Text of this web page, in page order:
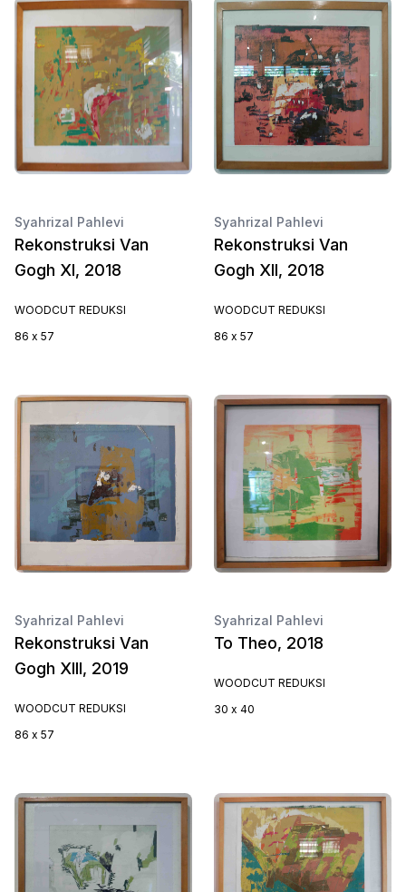
Syahrizal Pahlevi
Rekonstruksi Van
Gogh XI, 2018
WOODCUT REDUKSI
86 x 57
Syahrizal Pahlevi
Rekonstruksi Van
Gogh XII, 2018
WOODCUT REDUKSI
86 x 57
Syahrizal Pahlevi
Rekonstruksi Van
Gogh XIII, 2019
WOODCUT REDUKSI
86 x 57
Syahrizal Pahlevi
To Theo, 2018
WOODCUT REDUKSI
30 x 40